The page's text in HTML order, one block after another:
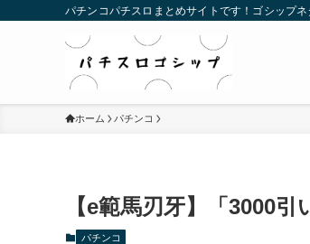
パチンコパチスロまとめサイトです！ゴシップ
ホーム パチンコ
【e範馬刃牙】「3000
パチンコ